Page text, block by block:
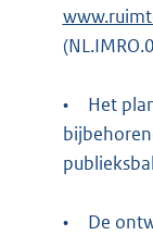
i
n
:
•
Het
•
De